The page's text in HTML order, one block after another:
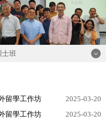
士班
留學工作坊
2025-03-20
留學工作坊
2025-03-20